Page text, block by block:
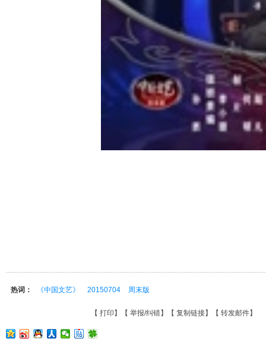
热词： 《中国文艺》 20150704 周末版
【 打印 】【 举报/纠错】【 复制链接】【 转发邮件】